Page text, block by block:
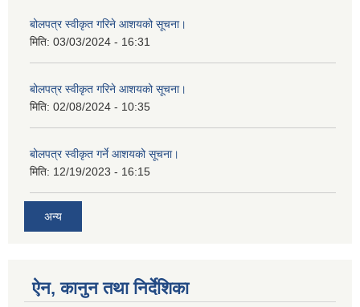
बोलपत्र स्वीकृत गरिने आशयको सूचना।
मिति: 03/03/2024 - 16:31
बोलपत्र स्वीकृत गरिने आशयको सूचना।
मिति: 02/08/2024 - 10:35
बोलपत्र स्वीकृत गर्ने आशयको सूचना।
मिति: 12/19/2023 - 16:15
अन्य
ऐन, कानुन तथा निर्देशिका